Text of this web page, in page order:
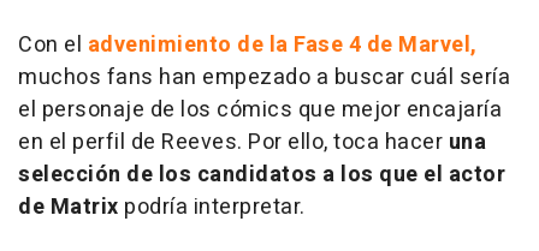
Con el advenimiento de la Fase 4 de Marvel,
muchos fans han empezado a buscar cuál sería
el personaje de los cómics que mejor encajaría
en el perfil de Reeves. Por ello, toca hacer una
selección de los candidatos a los que el actor
de Matrix podría interpretar.